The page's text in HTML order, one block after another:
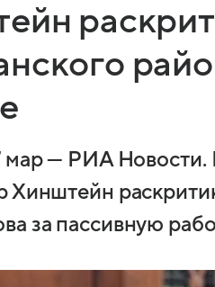
мар — РИА Новости.
Хинштейн
за пассивную